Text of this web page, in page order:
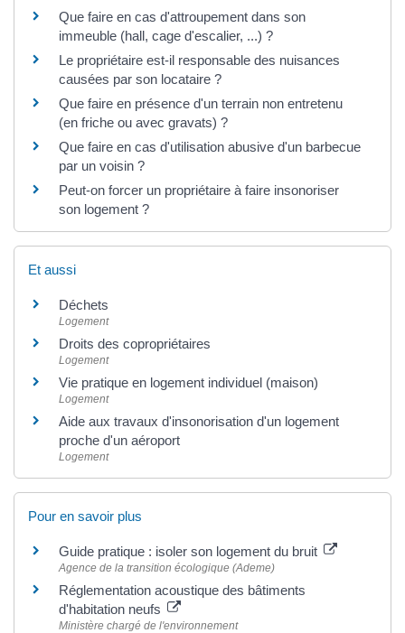
Que faire en cas d'attroupement dans son
immeuble (hall, cage d'escalier, ...) ?
Le propriétaire est-il responsable des nuisances
causées par son locataire ?
Que faire en présence d'un terrain non entretenu
(en friche ou avec gravats) ?
Que faire en cas d'utilisation abusive d'un barbecue
par un voisin ?
Peut-on forcer un propriétaire à faire insonoriser
son logement ?
Et aussi
Déchets
Logement
Droits des copropriétaires
Logement
Vie pratique en logement individuel (maison)
Logement
Aide aux travaux d'insonorisation d'un logement
proche d'un aéroport
Logement
Pour en savoir plus
Guide pratique : isoler son logement du bruit
Agence de la transition écologique (Ademe)
Réglementation acoustique des bâtiments
d'habitation neufs
Ministère chargé de l'environnement